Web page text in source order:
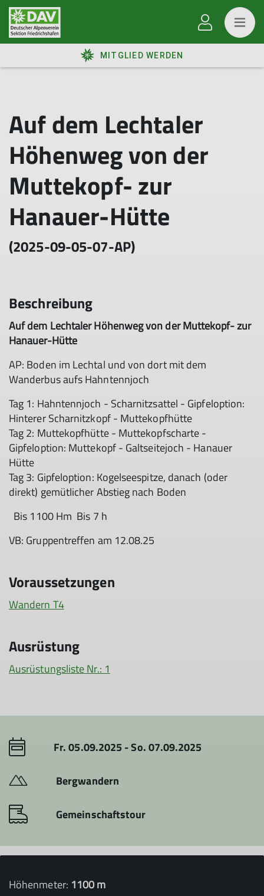
MITGLIED WERDEN
Auf dem Lechtaler
Höhenweg von der
Muttekopf- zur
Hanauer-Hütte
(2025-09-05-07-AP)
Beschreibung
Auf dem Lechtaler Höhenweg von der Muttekopf- zur
Hanauer-Hütte
AP: Boden im Lechtal und von dort mit dem
Wanderbus aufs Hahntennjoch
Tag 1: Hahntennjoch - Scharnitzsattel - Gipfeloption:
Hinterer Scharnitzkopf - Muttekopfhütte
Tag 2: Muttekopfhütte - Muttekopfscharte -
Gipfeloption: Muttekopf - Galtseitejoch - Hanauer
Hütte
Tag 3: Gipfeloption: Kogelseespitze, danach (oder
direkt) gemütlicher Abstieg nach Boden
Bis 1100 Hm Bis 7 h
VB: Gruppentreffen am 12.08.25
Voraussetzungen
Wandern T4
Ausrüstung
Ausrüstungsliste Nr.: 1
Fr. 05.09.2025 - So. 07.09.2025
Bergwandern
Gemeinschaftstour
Höhenmeter: 1100 m